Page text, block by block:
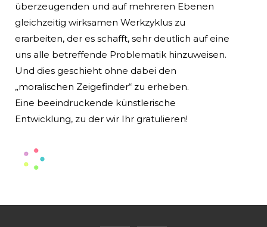
überzeugenden und auf mehreren Ebenen
gleichzeitig wirksamen Werkzyklus zu
erarbeiten, der es schafft, sehr deutlich auf eine
uns alle betreffende Problematik hinzuweisen.
Und dies geschieht ohne dabei den
„moralischen Zeigefinder“ zu erheben.
Eine beeindruckende künstlerische
Entwicklung, zu der wir Ihr gratulieren!